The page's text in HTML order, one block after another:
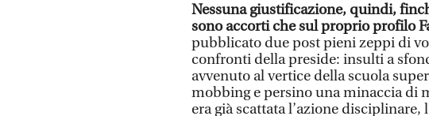
Nessuna giustificazione, quindi,
sono accorti che sul proprio profilo
pubblicato due post pieni zeppi di
confronti della preside: insulti a
avvenuto al vertice della scuola
mobbing e persino una minaccia di
era già scattata l’azione disciplinare,